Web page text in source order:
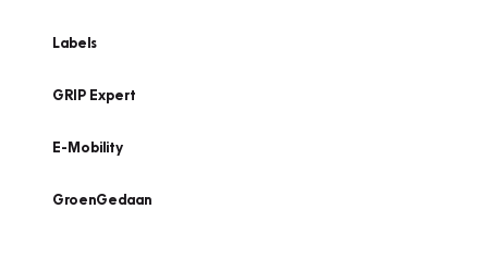
Labels
GRIP Expert
E-Mobility
GroenGedaan